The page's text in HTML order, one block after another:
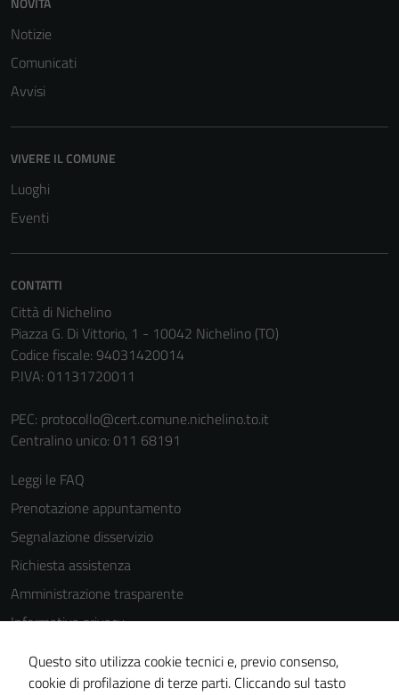
Notizie
Comunicati
Avvisi
VIVERE IL COMUNE
Luoghi
Eventi
CONTATTI
Città di Nichelino
Piazza G. Di Vittorio, 1 - 10042 Nichelino (TO)
Codice fiscale: 94031420014
P.IVA: 01131720011
PEC: protocollo@cert.comune.nichelino.to.it
Centralino unico: 011 68191
Leggi le FAQ
Prenotazione appuntamento
Segnalazione disservizio
Richiesta assistenza
Amministrazione trasparente
Informativa privacy
Note legali
Questo sito utilizza cookie tecnici e, previo consenso,
cookie di profilazione di terze parti. Cliccando sul tasto
funzionamento
non raccolgono